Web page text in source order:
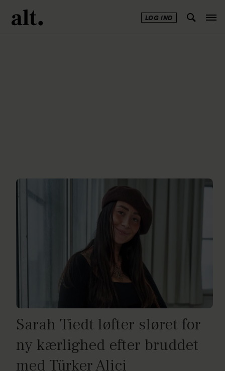
LOG IND
Sarah Tiedt løfter sløret for
ny kærlighed efter bruddet
med Türker Alici